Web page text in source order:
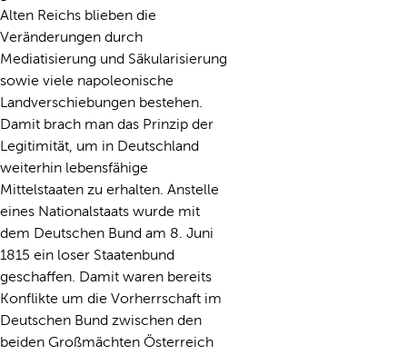
Alten Reichs blieben die
Veränderungen durch
Mediatisierung und Säkularisierung
sowie viele napoleonische
Landverschiebungen bestehen.
Damit brach man das Prinzip der
Legitimität, um in Deutschland
weiterhin lebensfähige
Mittelstaaten zu erhalten. Anstelle
eines Nationalstaats wurde mit
dem Deutschen Bund am 8. Juni
1815 ein loser Staatenbund
geschaffen. Damit waren bereits
Konflikte um die Vorherrschaft im
Deutschen Bund zwischen den
beiden Großmächten Österreich